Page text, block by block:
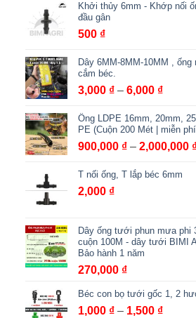
Khởi thủy 6mm - Khớp nối
đầu gân
500 ₫
Dây 6MM-8MM-10MM ,
cắm béc.
3,000 ₫ – 6,000 ₫Khoảng
từ
3,000 ₫
đến
Ống LDPE 16mm, 20mm,
PE (Cuộn 200 Mét | miễn
900,000 ₫ – 2,000,000
T nối ống, T lắp béc 6mm
2,000 ₫
Dây ống tưới phun mưa phi
cuộn 100M - dây tưới BIMI
Bảo hành 1 năm
270,000 ₫
Béc con bọ tưới gốc 1, 2
1,000 ₫ – 1,500 ₫Khoảng